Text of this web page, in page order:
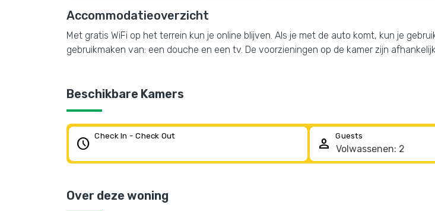
Accommodatieoverzicht
Met gratis WiFi op het terrein kun je online blijven. Als je met de auto komt, kun je
gebruikmaken van: een douche en een tv. De voorzieningen op de kamer zijn
Beschikbare Kamers
schedule Check In - Check Out person Guests
Over deze woning